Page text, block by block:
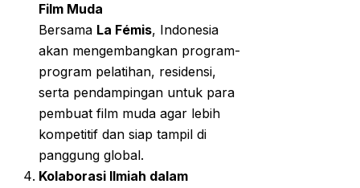
Film Muda
Bersama La Fémis, Indonesia
akan mengembangkan program-
program pelatihan, residensi,
serta pendampingan untuk para
pembuat film muda agar lebih
kompetitif dan siap tampil di
panggung global.
Kolaborasi Ilmiah dalam